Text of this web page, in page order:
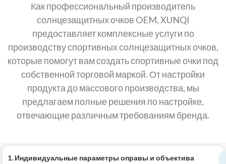
Как профессиональный производитель
солнцезащитных очков OEM, XUNQI
предоставляет комплексные услуги по
производству спортивных солнцезащитных очков,
которые помогут вам создать спортивные очки под
собственной торговой маркой. От настройки
продукта до массового производства, мы
предлагаем полные решения по настройке,
отвечающие различным требованиям бренда.
1. Индивидуальные параметры оправы и объектива